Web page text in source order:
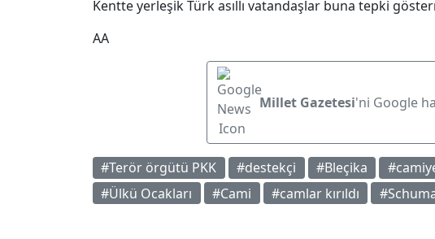
Kentte yerleşik Türk asıllı vatandaşlar buna tepki
AA
Millet Gazetesi'ni Google
#Terör örgütü PKK #destekçi #Bleçika
#Ülkü Ocakları
#Cami #camlar kırıldı